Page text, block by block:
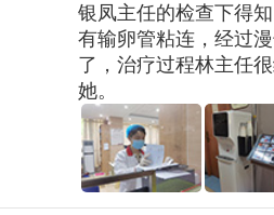
银凤主任的检查下得
有输卵管粘连，经过
了，治疗过程林主任
她。